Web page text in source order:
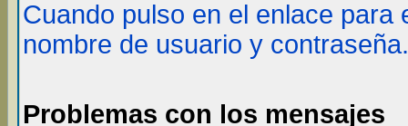
Cuando pulso en el enlace
nombre de usuario y contraseña.
Problemas con los mensajes